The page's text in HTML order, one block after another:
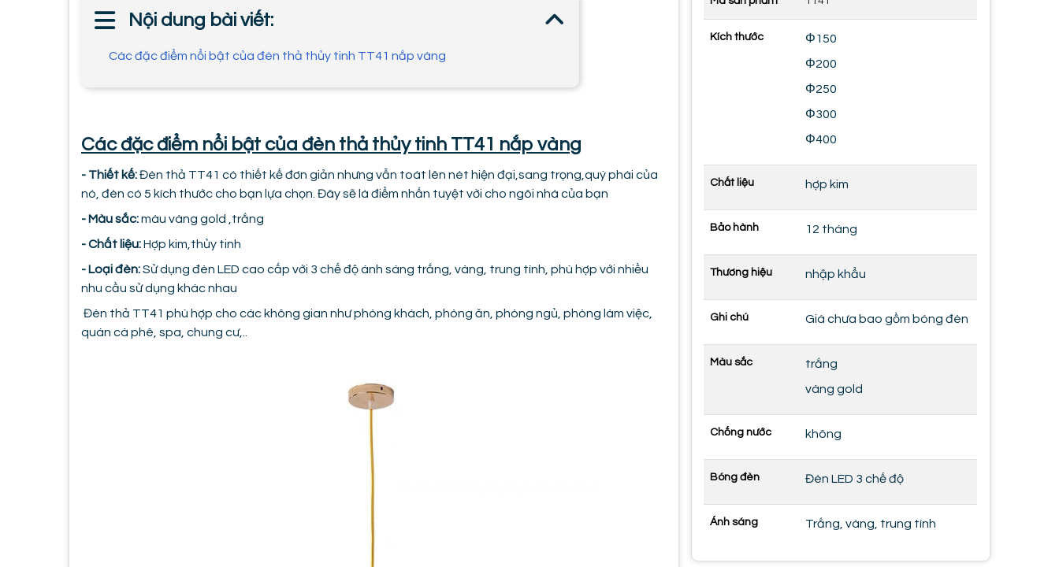
Nội dung bài viết:
Các đặc điểm nổi bật của đèn thả thủy tinh TT41 nắp vàng
Các đặc điểm nổi bật của đèn thả thủy tinh TT41 nắp vàng
- Thiết kế:Đèn thả TT41 có thiết kế đơn giản nhưng vẫn toát lên nét hiện đại,sang trọng,quý phái của
nó, đèn có 5 kích thước cho bạn lựa chọn. Đây sẽ là điểm nhấn tuyệt vời cho ngôi nhà của bạn
- Màu sắc:màu vàng gold ,trắng
- Chất liệu:Hợp kim,thủy tinh
- Loại đèn:Sử dụng đèn LED cao cấp với 3 chế độ ánh sáng trắng, vàng, trung tính, phù hợp với nhiều
nhu cầu sử dụng khác nhau
Đèn thả TT41 phù hợp cho các không gian như phòng khách, phòng ăn, phòng ngủ, phòng làm việc,
quán cà phê, spa, chung cư,..
Kích thước
Φ150
Φ200
Φ250
Φ300
Φ400
Chất liệu hợp kim
Bảo hành 12 tháng
Thương hiệu nhập khẩu
Ghi chú Giá chưa bao gồm bóng đèn
Màu sắc
trắng
vàng gold
Chống nước không
Bóng đèn Đèn LED 3 chế độ
Ánh sáng Trắng, vàng, trung tính